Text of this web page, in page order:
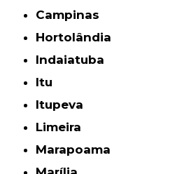
Campinas
Hortolândia
Indaiatuba
Itu
Itupeva
Limeira
Marapoama